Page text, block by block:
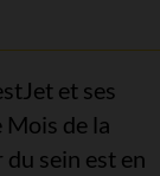
et ses
de la
sein est en